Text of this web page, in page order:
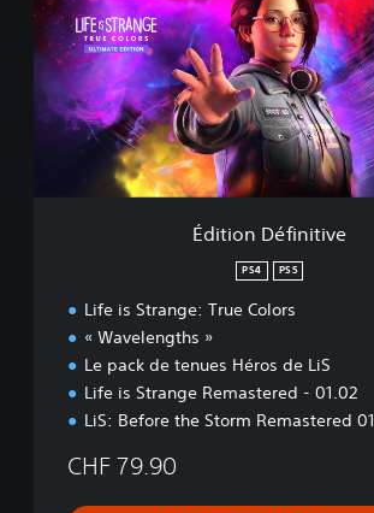
t
i
o
é
Édition Définitive
PS4 PS5
Life is Strange: True Colors
« Wavelengths »
Le pack de tenues Héros de LiS
Life is Strange Remastered - 01.02
LiS: Before the Storm Remastered
CHF 79.90